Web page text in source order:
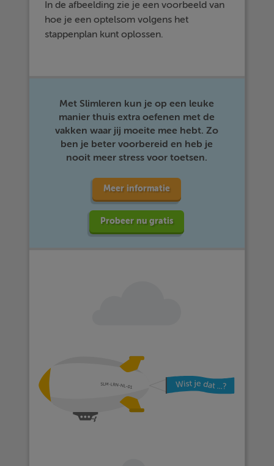
In de afbeelding zie je een voorbeeld van
hoe je een optelsom volgens het
stappenplan kunt oplossen.
Met Slimleren kun je op een leuke
manier thuis extra oefenen met de
vakken waar jij moeite mee hebt. Zo
ben je beter voorbereid en heb je
nooit meer stress voor toetsen.
Meer informatie
Probeer nu gratis